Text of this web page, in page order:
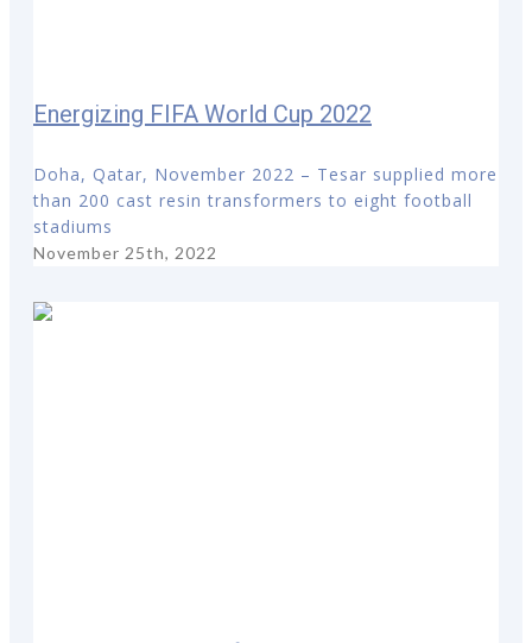
Energizing FIFA World Cup 2022
Doha, Qatar, November 2022 – Tesar supplied more
than 200 cast resin transformers to eight football
stadiums
November 25th, 2022